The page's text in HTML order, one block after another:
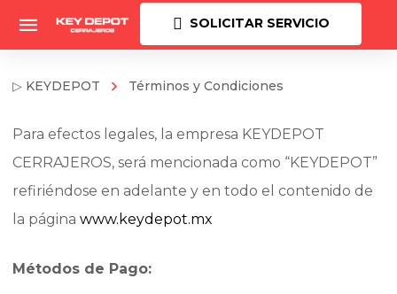
SOLICITAR SERVICIO
▷ KEYDEPOT Términos y Condiciones
Para efectos legales, la empresa KEYDEPOT
CERRAJEROS, será mencionada como “KEYDEPOT”
refiriéndose en adelante y en todo el contenido de
la página www.keydepot.mx
Métodos de Pago: